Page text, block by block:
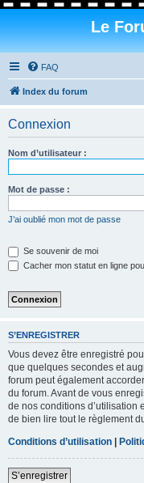
Le
FAQ
Index du forum
Connexion
Nom d’utilisateur :
Mot de passe :
J’ai oublié mon mot de passe
Se souvenir de moi
Cacher mon statut en ligne
S’ENREGISTRER
Vous devez être enregistré
que quelques secondes et
forum peut également
du forum. Avant de vous
de nos conditions d’utilisation
de bien lire tout le règlement
Conditions d’utilisation |
S’enregistrer